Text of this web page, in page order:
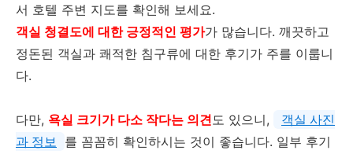
서 호텔 주변 지도를 확인해 보세요.
객실 청결도에 대한 긍정적인 평가가 많습니다. 깨끗하고
정돈된 객실과 쾌적한 침구류에 대한 후기가 주를 이룹니
다.
다만, 욕실 크기가 다소 작다는 의견 도 있으니,
객실 사진
과 정보
를 꼼꼼히 확인하시는 것이 좋습니다. 일부 후기